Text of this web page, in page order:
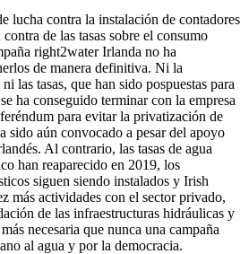
lucha contra la instalación de contadores
de las tasas sobre el consumo
right2water Irlanda no ha
de manera definitiva. Ni la
las tasas, que han sido pospuestas para
ha conseguido terminar con la empresa
para evitar la privatización de
sido aún convocado a pesar del apoyo
Al contrario, las tasas de agua
han reaparecido en 2019, los
siguen siendo instalados y Irish
más actividades con el sector privado,
de las infraestructuras hidráulicas y
necesaria que nunca una campaña
al agua y por la democracia.